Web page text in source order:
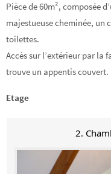
Pièce de 60m², composée
majestueuse cheminée, un
toilettes.
Accès sur l’extérieur par la
trouve un appentis couvert.
Etage
2.